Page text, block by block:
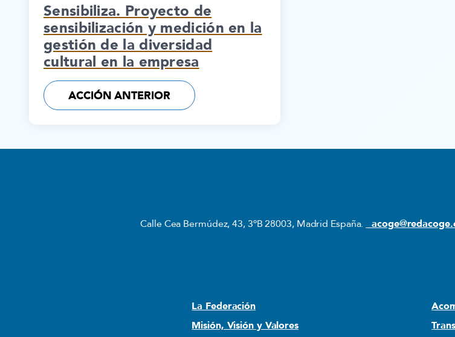
Sensibiliza. Proyecto de
sensibilización y medición en la
gestión de la diversidad
cultural en la empresa
ACCIÓN ANTERIOR
Calle Cea Bermúdez, 43, 3ºB 28003, Madrid España.
La Federación
Misión, Visión y Valores